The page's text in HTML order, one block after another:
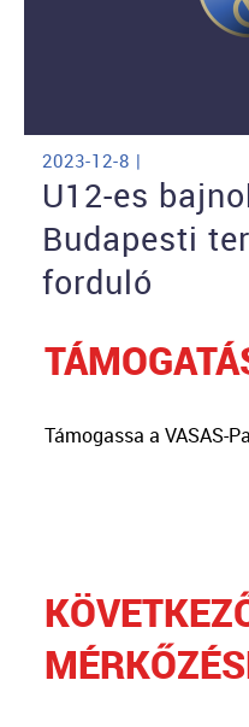
2023-12-8 |
U12-es
Budapesti
forduló
Támogassa a VASAS-